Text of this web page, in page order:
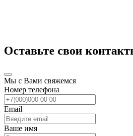
Оставьте свои
Мы с Вами свяжемся
Номер телефона
Email
Ваше имя